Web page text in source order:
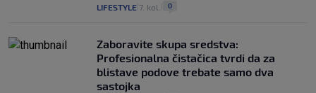
LIFESTYLE 7. kol. 0
Zaboravite skupa sredstva:
Profesionalna čistačica tvrdi da za
blistave podove trebate samo dva
sastojka